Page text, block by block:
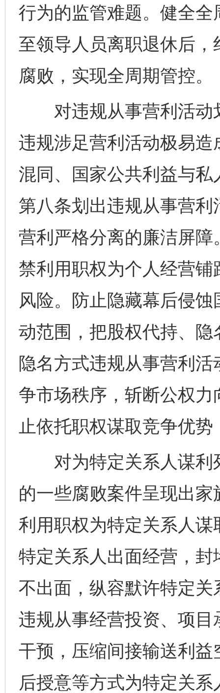
行为的监管难题。健全
至领导人员离职退休后，
腐败，实现全周期管控。
对违规从事营利活动
违规涉足营利活动极易
混同、国家公共利益与
第八条划出违规从事营
营利严格分离的廉洁屏
禁利用职权为个人经营
风险。防止隐藏幕后侵
动范围，把股权代持、
隐名方式违规从事营利
争市场秩序，斩断公权
止依托职权谋取竞争优
对为特定关系人谋利
的一些腐败案件呈现出
利用职权为特定关系人
特定关系人出面经营，
不出面，纵容默许特定
违规从事经营投资、项目
干预，压缩间接输送利
后授意等方式为特定关